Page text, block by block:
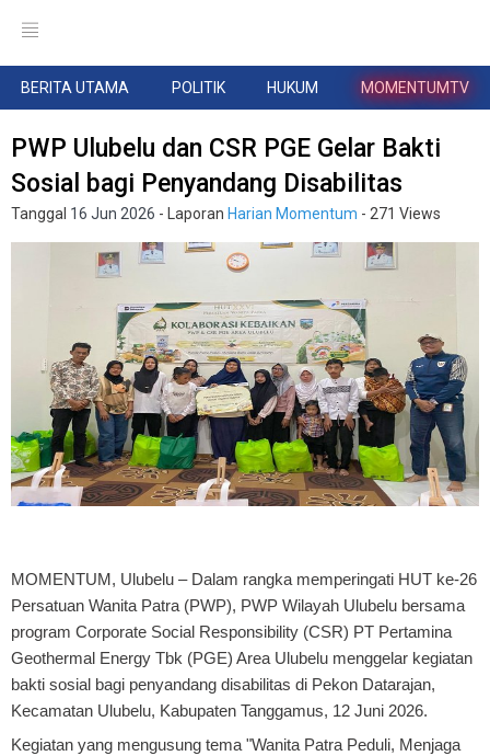
BERITA UTAMA POLITIK HUKUM MOMENTUMTV
PWP Ulubelu dan CSR PGE Gelar Bakti
Sosial bagi Penyandang Disabilitas
Tanggal 16 Jun 2026 - Laporan Harian Momentum - 271 Views
MOMENTUM, Ulubelu – Dalam rangka memperingati HUT ke-26
Persatuan Wanita Patra (PWP), PWP Wilayah Ulubelu bersama
program Corporate Social Responsibility (CSR) PT Pertamina
Geothermal Energy Tbk (PGE) Area Ulubelu menggelar kegiatan
bakti sosial bagi penyandang disabilitas di Pekon Datarajan,
Kecamatan Ulubelu, Kabupaten Tanggamus, 12 Juni 2026.
Kegiatan yang mengusung tema "Wanita Patra Peduli, Menjaga